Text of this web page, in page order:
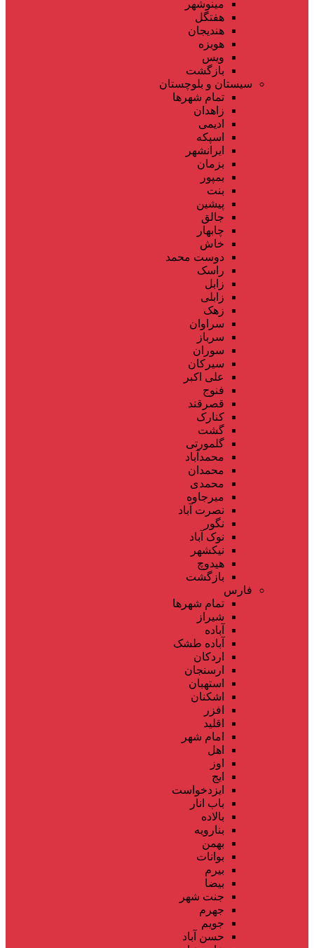
مینوشهر
هفتگل
هندیجان
هویزه
ویس
بازگشت
سیستان و بلوچستان
تمام شهر‌ها
زاهدان
ادیمی
اسپکه
ایرانشهر
بزمان
بمپور
بنت
پیشین
جالق
چابهار
خاش
دوست محمد
راسک
زابل
زابلی
زهک
سراوان
سرباز
سوران
سیرکان
علی اکبر
فنوج
قصرقند
کنارک
گشت
گلمورتی
محمدآباد
محمدان
محمدی
میرجاوه
نصرت آباد
نگور
نوک آباد
نیکشهر
هیدوچ
بازگشت
فارس
تمام شهر‌ها
شیراز
آباده
آباده طشک
اردکان
ارسنجان
استهبان
اشکنان
افزر
اقلید
امام شهر
اهل
اوز
ایج
ایزدخواست
باب انار
بالاده
بنارویه
بهمن
بوانات
بیرم
بیضا
جنت شهر
جهرم
جویم
حسن آباد